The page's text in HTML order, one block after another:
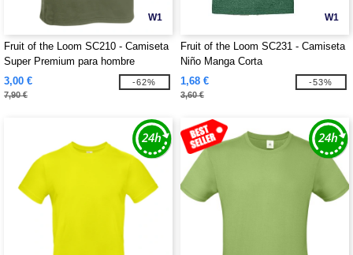
W1
Fruit of the Loom SC210 - Camiseta
Super Premium para hombre
3,00 €
7,90 €
-62%
W1
Fruit of the Loom SC231 - Camiseta
Niño Manga Corta
1,68 €
3,60 €
-53%